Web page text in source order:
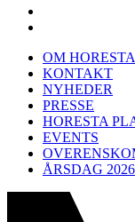
OM HORESTA
KONTAKT
NYHEDER
PRESSE
HORESTA
EVENTS
ÅRSDAG 2026